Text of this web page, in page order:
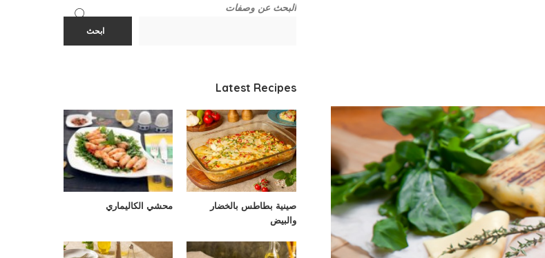
البحث عن وصفات
ابحث
Latest Recipes
صينية بطاطس بالخضار
والبيض
محشي الكاليماري